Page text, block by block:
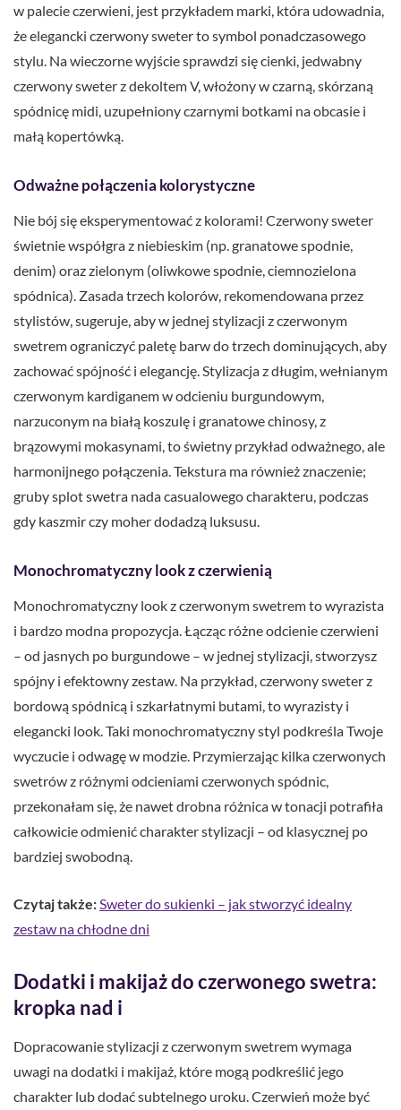
w palecie czerwieni, jest przykładem marki, która udowadnia,
że elegancki czerwony sweter to symbol ponadczasowego
stylu. Na wieczorne wyjście sprawdzi się cienki, jedwabny
czerwony sweter z dekoltem V, włożony w czarną, skórzaną
spódnicę midi, uzupełniony czarnymi botkami na obcasie i
małą kopertówką.
Odważne połączenia kolorystyczne
Nie bój się eksperymentować z kolorami! Czerwony sweter
świetnie współgra z niebieskim (np. granatowe spodnie,
denim) oraz zielonym (oliwkowe spodnie, ciemnozielona
spódnica). Zasada trzech kolorów, rekomendowana przez
stylistów, sugeruje, aby w jednej stylizacji z czerwonym
swetrem ograniczyć paletę barw do trzech dominujących, aby
zachować spójność i elegancję. Stylizacja z długim, wełnianym
czerwonym kardiganem w odcieniu burgundowym,
narzuconym na białą koszulę i granatowe chinosy, z
brązowymi mokasynami, to świetny przykład odważnego, ale
harmonijnego połączenia. Tekstura ma również znaczenie;
gruby splot swetra nada casualowego charakteru, podczas
gdy kaszmir czy moher dodadzą luksusu.
Monochromatyczny look z czerwienią
Monochromatyczny look z czerwonym swetrem to wyrazista
i bardzo modna propozycja. Łącząc różne odcienie czerwieni
– od jasnych po burgundowe – w jednej stylizacji, stworzysz
spójny i efektowny zestaw. Na przykład, czerwony sweter z
bordową spódnicą i szkarłatnymi butami, to wyrazisty i
elegancki look. Taki monochromatyczny styl podkreśla Twoje
wyczucie i odwagę w modzie. Przymierzając kilka czerwonych
swetrów z różnymi odcieniami czerwonych spódnic,
przekonałam się, że nawet drobna różnica w tonacji potrafiła
całkowicie odmienić charakter stylizacji – od klasycznej po
bardziej swobodną.
Czytaj także: Sweter do sukienki – jak stworzyć idealny
zestaw na chłodne dni
Dodatki i makijaż do czerwonego swetra:
kropka nad i
Dopracowanie stylizacji z czerwonym swetrem wymaga
uwagi na dodatki i makijaż, które mogą podkreślić jego
charakter lub dodać subtelnego uroku. Czerwień może być